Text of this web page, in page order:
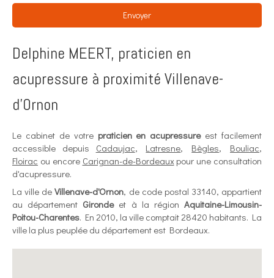
Envoyer
Delphine MEERT, praticien en
acupressure à proximité Villenave-
d'Ornon
Le cabinet de votre praticien en acupressureest facilement
accessible depuis Cadaujac, Latresne, Bègles, Bouliac,
Floirac ou encore Carignan-de-Bordeauxpour une consultation
d'acupressure.
La ville deVillenave-d'Ornon, de code postal 33140, appartient
au département Girondeet à la régionAquitaine-Limousin-
Poitou-Charentes. En 2010, la ville comptait 28420 habitants. La
ville la plus peuplée du département est Bordeaux.